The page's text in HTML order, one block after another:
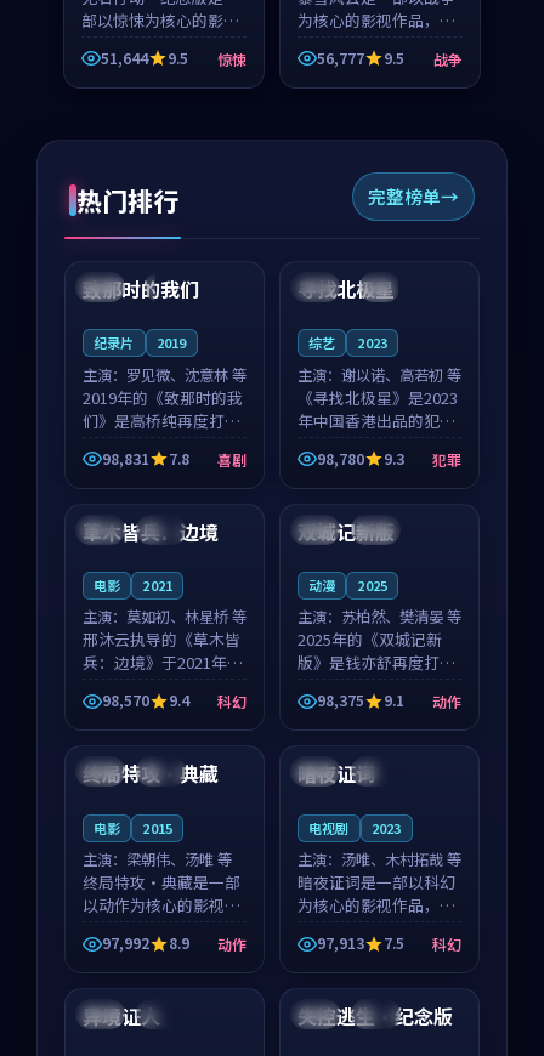
部以惊悚为核心的影视
作品，围绕危机、反转
与人物成长展开，整体
节奏紧凑，值得推荐观
51,644 9.5 惊悚
为核心的影视作品，围
绕危机、反转与人物成
长展开，整体节奏紧
凑，值得推荐观看。
56,777 9.5 战争
热门排行 完整榜单
中国 4K
99:22
致那时的我们
纪录片 2019
主演： 罗见微、沈意林 等
2019年的《致那时的我
们》是高桥纯再度打磨
的喜剧佳作。中国大陆
的取景与都市寓言的氛
围相互成就，罗见微与
沈意林的对手戏自然克
制，让整部影片在悬
98,831 7.8 喜剧
中国 4K
99:18
寻找北极星
综艺 2023
主演： 谢以诺、高若初 等
《寻找北极星》是2023
年中国香港出品的犯罪
新作，主创团队希望用
公路冒险的故事让观众
停下来想一想。谢以诺
领衔，高若初担任重要
角色，戚南柯的叙事
98,780 9.3 犯罪
泰国 独播
草木皆兵：边境
电影 2021
主演： 莫如初、林星桥 等
邢沐云执导的《草木皆
兵：边境》于2021年面
世，泰国的城市气质与
校园青春的人物心境共
同构筑了影片基调。莫
如初、林星桥用细腻的
表演撑起整部科幻电
98,570 9.4 科幻
中国 独播
双城记新版
动漫 2025
主演： 苏柏然、樊清晏 等
2025年的《双城记新
版》是钱亦舒再度打磨
的动作佳作。中国大陆
的取景与沙漠探险的氛
围相互成就，苏柏然与
樊清晏的对手戏自然克
制，让整部影片在悬念
98,375 9.1 动作
中国 热播
终局特攻·典藏
电影 2015
主演： 梁朝伟、汤唯 等
终局特攻·典藏是一部
以动作为核心的影视作
品，围绕危机、反转与
人物成长展开，整体节
奏紧凑，值得推荐观
看。
97,992 8.9 动作
中国 热播
暗夜证词
电视剧 2023
主演： 汤唯、木村拓哉 等
暗夜证词是一部以科幻
为核心的影视作品，围
绕危机、反转与人物成
长展开，整体节奏紧
凑，值得推荐观看。
97,913 7.5 科幻
中国 热播
异境证人 美国 高分
失控逃生·纪念版